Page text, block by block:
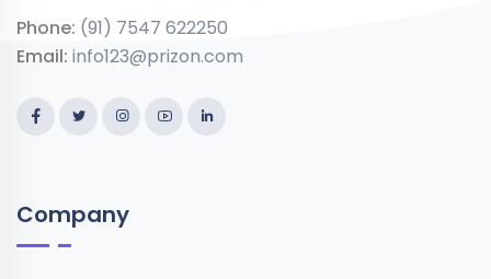
Phone: (91) 7547 622250
Email: info123@prizon.com
Company